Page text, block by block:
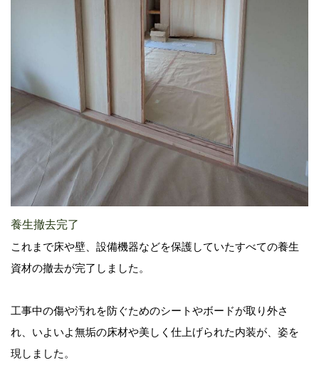
養生撤去完了
これまで床や壁、設備機器などを保護していたすべての養生
資材の撤去が完了しました。
工事中の傷や汚れを防ぐためのシートやボードが取り外さ
れ、いよいよ無垢の床材や美しく仕上げられた内装が、姿を
現しました。